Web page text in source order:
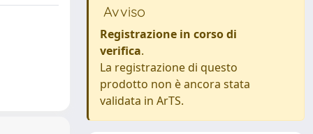
Avviso
Registrazione in corso di
verifica.
La registrazione di questo
prodotto non è ancora stata
validata in ArTS.